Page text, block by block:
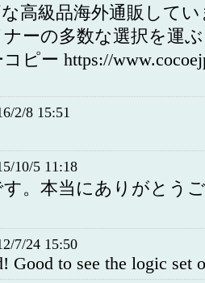
高級品海外通販して
ーの多数な選択を運ぶ
ピー https://
2/8 15:51
10/5 11:18
。本当にありがとう
7/24 15:50
Good to see the logic set